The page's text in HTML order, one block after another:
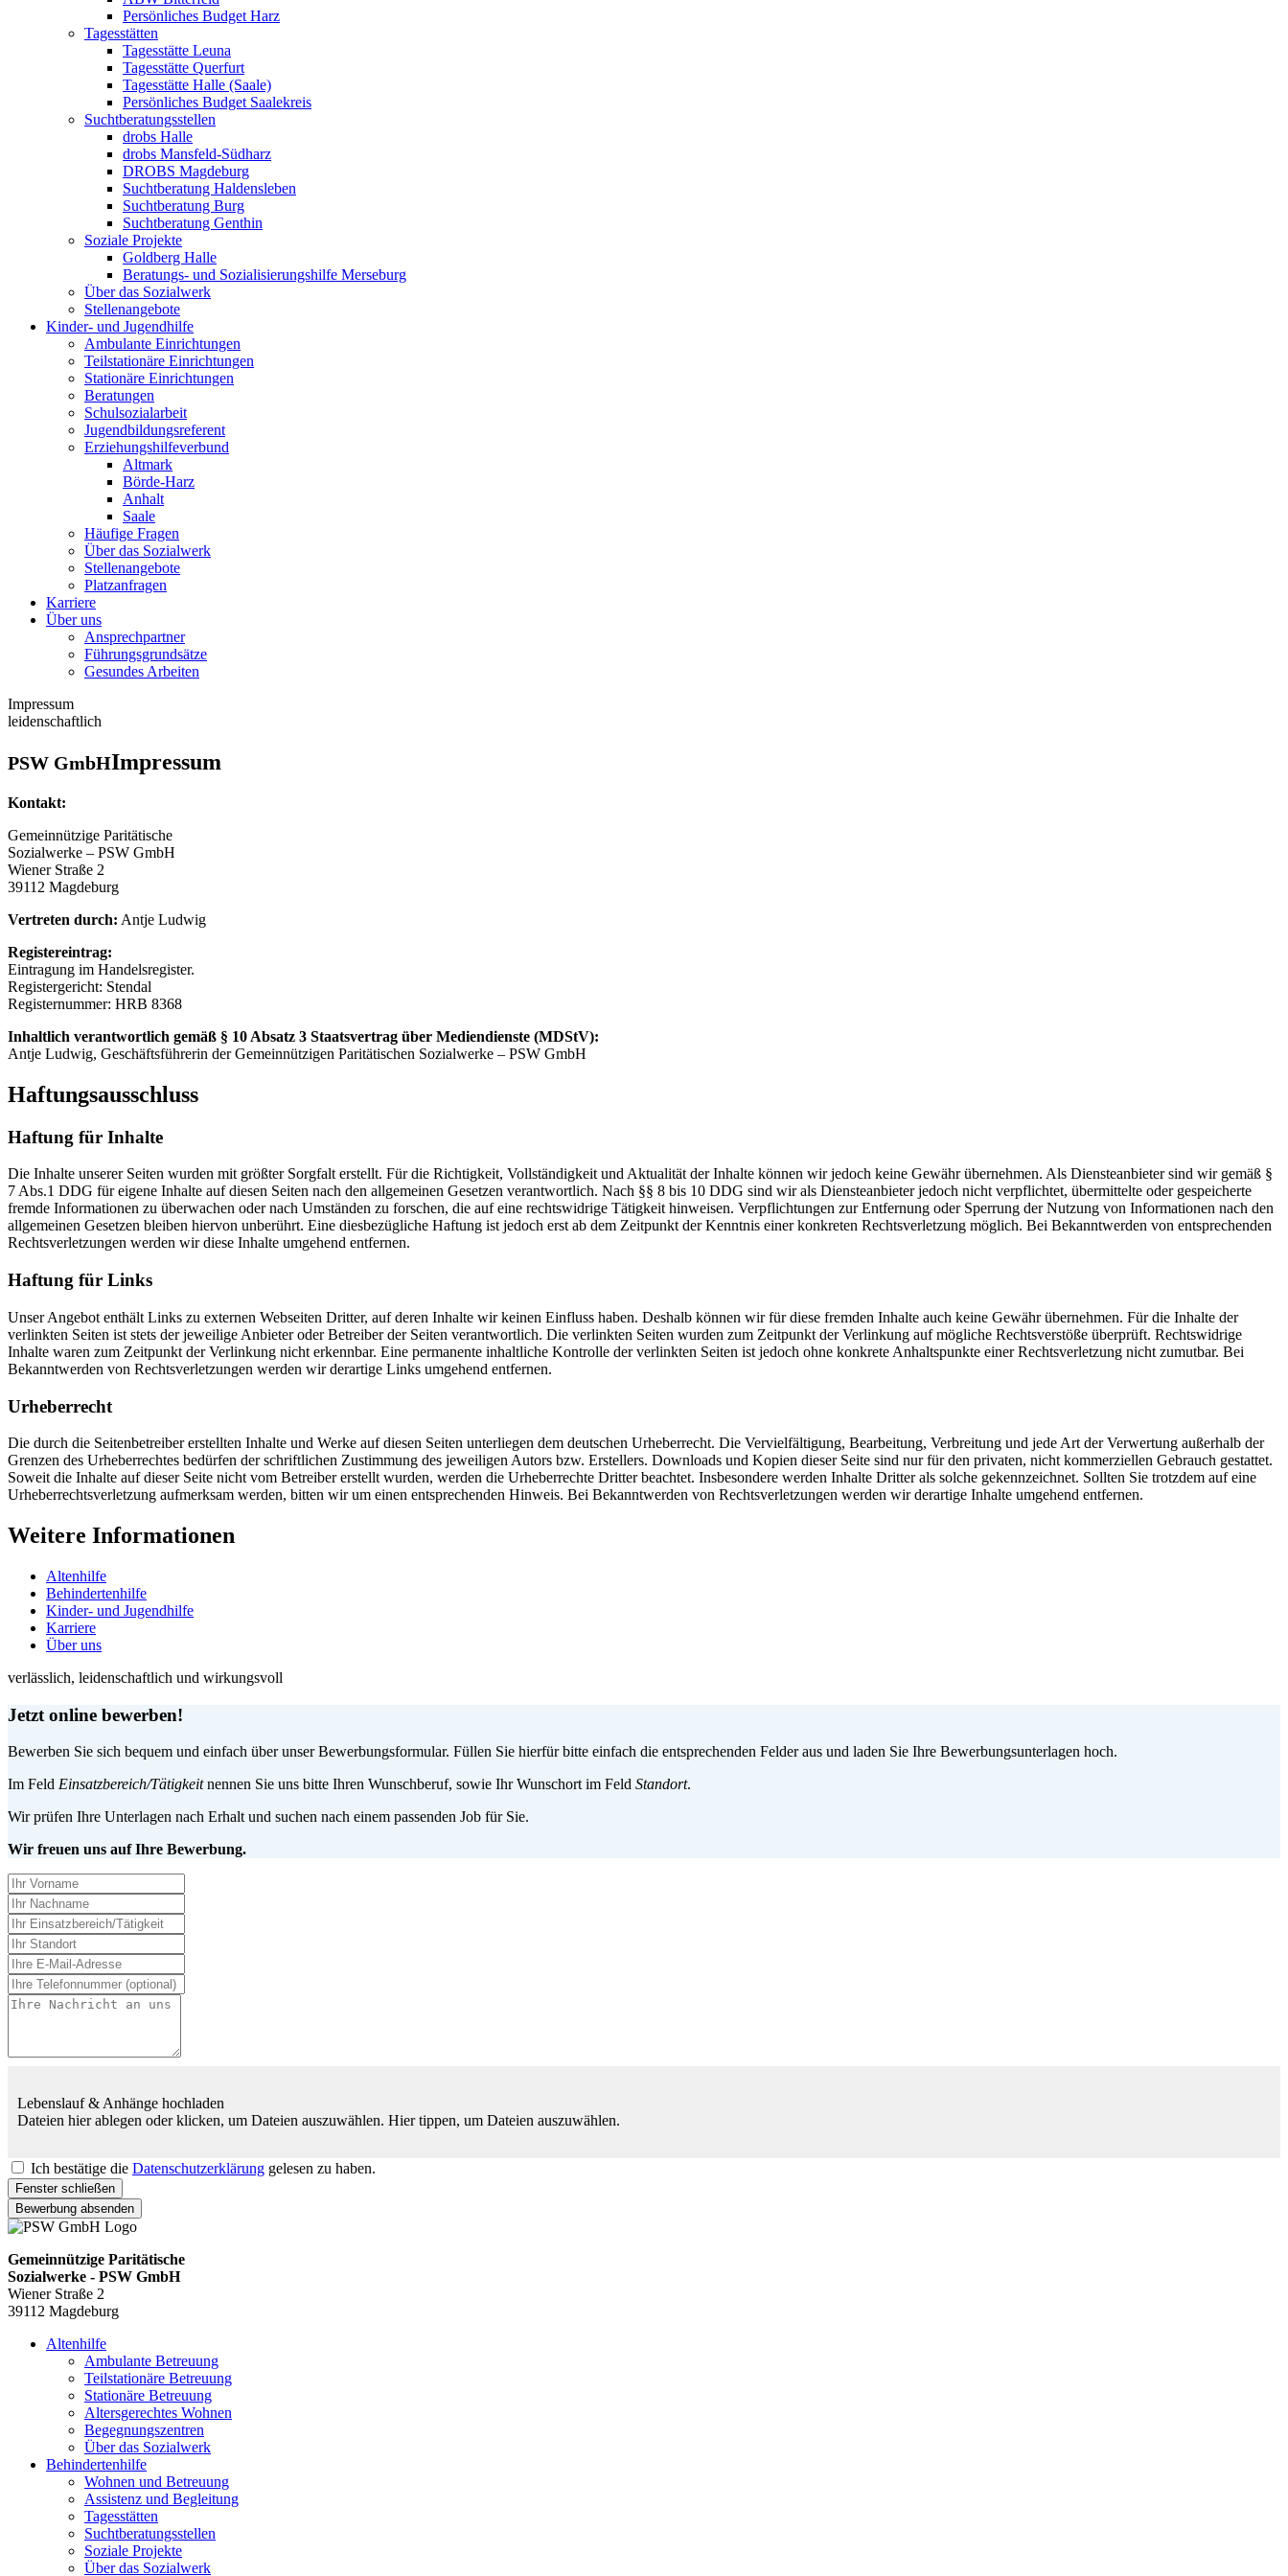
Persönliches Budget Harz
Tagesstätten
Tagesstätte Leuna
Tagesstätte Querfurt
Tagesstätte Halle (Saale)
Persönliches Budget Saalekreis
Suchtberatungsstellen
drobs Halle
drobs Mansfeld-Südharz
DROBS Magdeburg
Suchtberatung Haldensleben
Suchtberatung Burg
Suchtberatung Genthin
Soziale Projekte
Goldberg Halle
Beratungs- und Sozialisierungshilfe Merseburg
Über das Sozialwerk
Stellenangebote
Kinder- und Jugendhilfe
Ambulante Einrichtungen
Teilstationäre Einrichtungen
Stationäre Einrichtungen
Beratungen
Schulsozialarbeit
Jugendbildungsreferent
Erziehungshilfeverbund
Altmark
Börde-Harz
Anhalt
Saale
Häufige Fragen
Über das Sozialwerk
Stellenangebote
Platzanfragen
Karriere
Über uns
Ansprechpartner
Führungsgrundsätze
Gesundes Arbeiten
Impressum
leidenschaftlich
PSW GmbHImpressum
Kontakt:
Gemeinnützige Paritätische
Sozialwerke – PSW GmbH
Wiener Straße 2
39112 Magdeburg
Vertreten durch: Antje Ludwig
Registereintrag:
Eintragung im Handelsregister.
Registergericht: Stendal
Registernummer: HRB 8368
Inhaltlich verantwortlich gemäß § 10 Absatz 3 Staatsvertrag über Mediendienste (MDStV):
Antje Ludwig, Geschäftsführerin der Gemeinnützigen Paritätischen Sozialwerke – PSW GmbH
Haftungsausschluss
Haftung für Inhalte
Die Inhalte unserer Seiten wurden mit größter Sorgfalt erstellt. Für die Richtigkeit, Vollständigkeit und Aktualität der Inhalte können wir jedoch keine Gewähr übernehmen. Als Diensteanbieter sind wir gemäß §
7 Abs.1 DDG für eigene Inhalte auf diesen Seiten nach den allgemeinen Gesetzen verantwortlich. Nach §§ 8 bis 10 DDG sind wir als Diensteanbieter jedoch nicht verpflichtet, übermittelte oder gespeicherte
fremde Informationen zu überwachen oder nach Umständen zu forschen, die auf eine rechtswidrige Tätigkeit hinweisen. Verpflichtungen zur Entfernung oder Sperrung der Nutzung von Informationen nach den
allgemeinen Gesetzen bleiben hiervon unberührt. Eine diesbezügliche Haftung ist jedoch erst ab dem Zeitpunkt der Kenntnis einer konkreten Rechtsverletzung möglich. Bei Bekanntwerden von entsprechenden
Rechtsverletzungen werden wir diese Inhalte umgehend entfernen.
Haftung für Links
Unser Angebot enthält Links zu externen Webseiten Dritter, auf deren Inhalte wir keinen Einfluss haben. Deshalb können wir für diese fremden Inhalte auch keine Gewähr übernehmen. Für die Inhalte der
verlinkten Seiten ist stets der jeweilige Anbieter oder Betreiber der Seiten verantwortlich. Die verlinkten Seiten wurden zum Zeitpunkt der Verlinkung auf mögliche Rechtsverstöße überprüft. Rechtswidrige
Inhalte waren zum Zeitpunkt der Verlinkung nicht erkennbar. Eine permanente inhaltliche Kontrolle der verlinkten Seiten ist jedoch ohne konkrete Anhaltspunkte einer Rechtsverletzung nicht zumutbar. Bei
Bekanntwerden von Rechtsverletzungen werden wir derartige Links umgehend entfernen.
Urheberrecht
Die durch die Seitenbetreiber erstellten Inhalte und Werke auf diesen Seiten unterliegen dem deutschen Urheberrecht. Die Vervielfältigung, Bearbeitung, Verbreitung und jede Art der Verwertung außerhalb der
Grenzen des Urheberrechtes bedürfen der schriftlichen Zustimmung des jeweiligen Autors bzw. Erstellers. Downloads und Kopien dieser Seite sind nur für den privaten, nicht kommerziellen Gebrauch gestattet.
Soweit die Inhalte auf dieser Seite nicht vom Betreiber erstellt wurden, werden die Urheberrechte Dritter beachtet. Insbesondere werden Inhalte Dritter als solche gekennzeichnet. Sollten Sie trotzdem auf eine
Urheberrechtsverletzung aufmerksam werden, bitten wir um einen entsprechenden Hinweis. Bei Bekanntwerden von Rechtsverletzungen werden wir derartige Inhalte umgehend entfernen.
Weitere Informationen
Altenhilfe
Behindertenhilfe
Kinder- und Jugendhilfe
Karriere
Über uns
verlässlich, leidenschaftlich und wirkungsvoll
Jetzt online bewerben!
Bewerben Sie sich bequem und einfach über unser Bewerbungsformular. Füllen Sie hierfür bitte einfach die entsprechenden Felder aus und laden Sie Ihre Bewerbungsunterlagen hoch.
Im Feld Einsatzbereich/Tätigkeitnennen Sie uns bitte Ihren Wunschberuf, sowie Ihr Wunschort im Feld Standort.
Wir prüfen Ihre Unterlagen nach Erhalt und suchen nach einem passenden Job für Sie.
Wir freuen uns auf Ihre Bewerbung.
Lebenslauf & Anhänge hochladen
Dateien hier ablegen oder klicken, um Dateien auszuwählen. Hier tippen, um Dateien auszuwählen.
Ich bestätige die Datenschutzerklärung gelesen zu haben.
Fenster schließen
Bewerbung absenden
Gemeinnützige Paritätische
Sozialwerke - PSW GmbH
Wiener Straße 2
39112 Magdeburg
Altenhilfe
Ambulante Betreuung
Teilstationäre Betreuung
Stationäre Betreuung
Altersgerechtes Wohnen
Begegnungszentren
Über das Sozialwerk
Behindertenhilfe
Wohnen und Betreuung
Assistenz und Begleitung
Tagesstätten
Suchtberatungsstellen
Soziale Projekte
Über das Sozialwerk